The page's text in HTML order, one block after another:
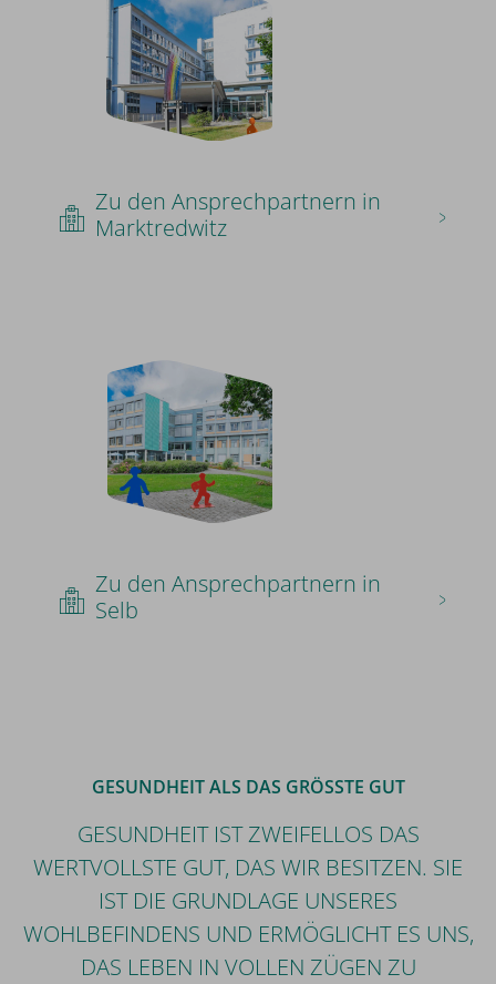
Zu den Ansprechpartnern in
Marktredwitz
Zu den Ansprechpartnern in
Selb
GESUNDHEIT ALS DAS GRÖSSTE GUT
GESUNDHEIT IST ZWEIFELLOS DAS
WERTVOLLSTE GUT, DAS WIR BESITZEN. SIE
IST DIE GRUNDLAGE UNSERES
WOHLBEFINDENS UND ERMÖGLICHT ES UNS,
DAS LEBEN IN VOLLEN ZÜGEN ZU